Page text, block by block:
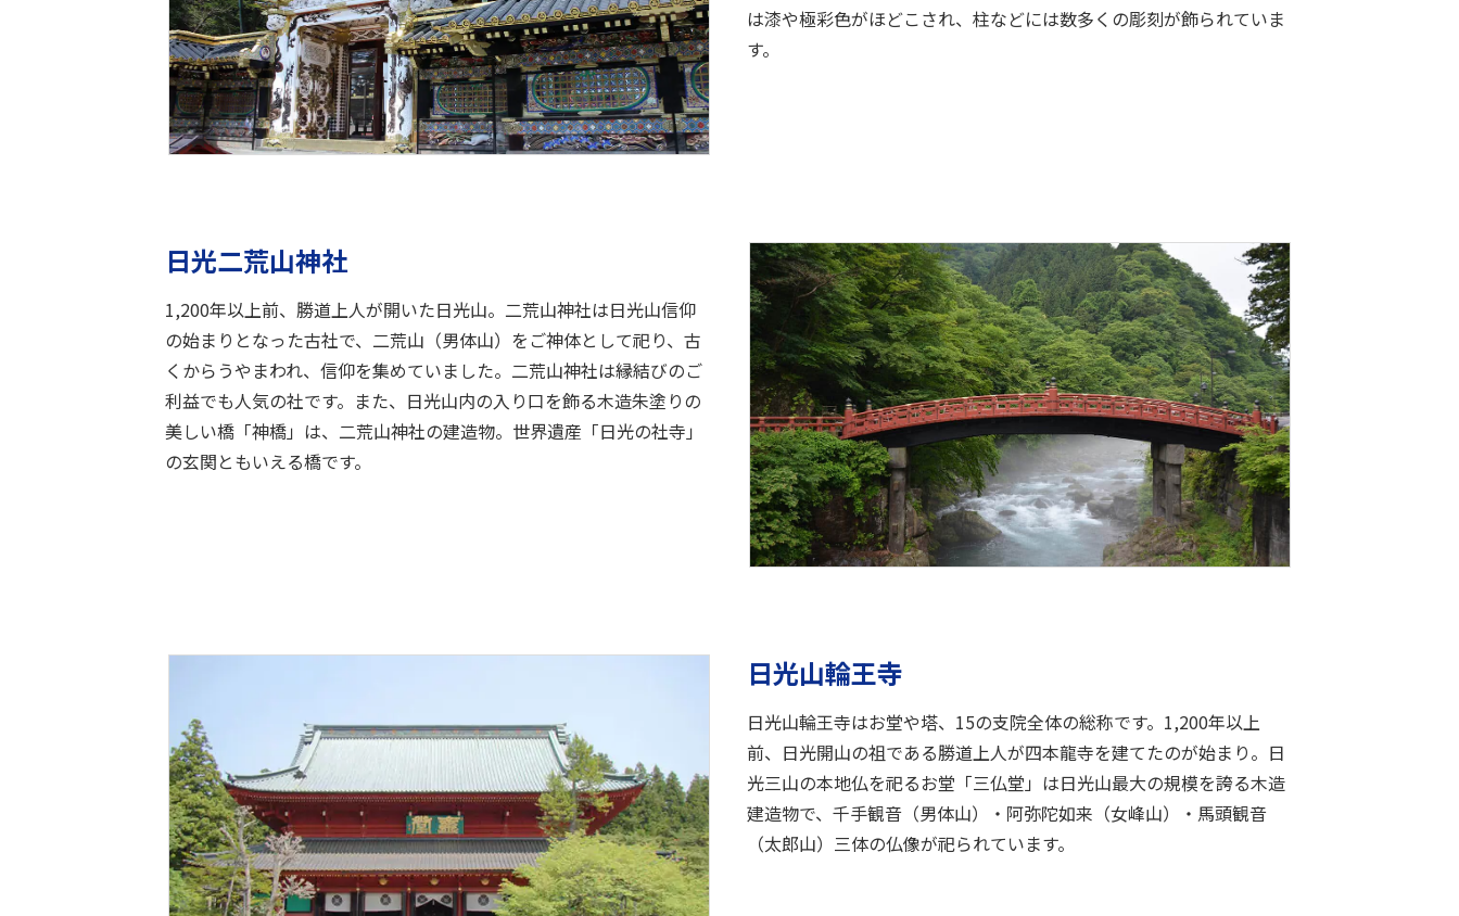
は漆や極彩色がほどこされ、柱などには数多くの彫刻が飾られていま
す。
日光二荒山神社
1,200年以上前、勝道上人が開いた日光山。二荒山神社は日光山信仰
の始まりとなった古社で、二荒山（男体山）をご神体として祀り、古
くからうやまわれ、信仰を集めていました。二荒山神社は縁結びのご
利益でも人気の社です。また、日光山内の入り口を飾る木造朱塗りの
美しい橋「神橋」は、二荒山神社の建造物。世界遺産「日光の社寺」
の玄関ともいえる橋です。
日光山輪王寺
日光山輪王寺はお堂や塔、15の支院全体の総称です。1,200年以上
前、日光開山の祖である勝道上人が四本龍寺を建てたのが始まり。日
光三山の本地仏を祀るお堂「三仏堂」は日光山最大の規模を誇る木造
建造物で、千手観音（男体山）・阿弥陀如来（女峰山）・馬頭観音
（太郎山）三体の仏像が祀られています。